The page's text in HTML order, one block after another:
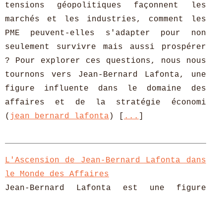
tensions géopolitiques façonnent les
marchés et les industries, comment les
PME peuvent-elles s'adapter pour non
seulement survivre mais aussi prospérer
? Pour explorer ces questions, nous nous
tournons vers Jean-Bernard Lafonta, une
figure influente dans le domaine des
affaires et de la stratégie économi
( jean bernard lafonta ) [ ...
L'Ascension de Jean-Bernard Lafonta dans
le Monde des Affaires
Jean-Bernard Lafonta est une figure